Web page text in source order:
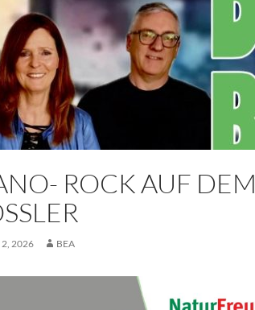
ROCK AUF DEM
2, 2026 BEA